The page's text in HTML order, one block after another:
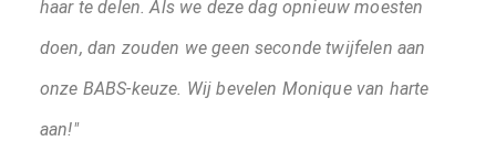
haar te delen. Als we deze dag opnieuw moesten
doen, dan zouden we geen seconde twijfelen aan
onze BABS-keuze. Wij bevelen Monique van harte
aan!"